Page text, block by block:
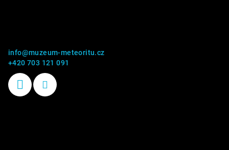
info@muzeum-meteoritu.cz
+420 703 121 091